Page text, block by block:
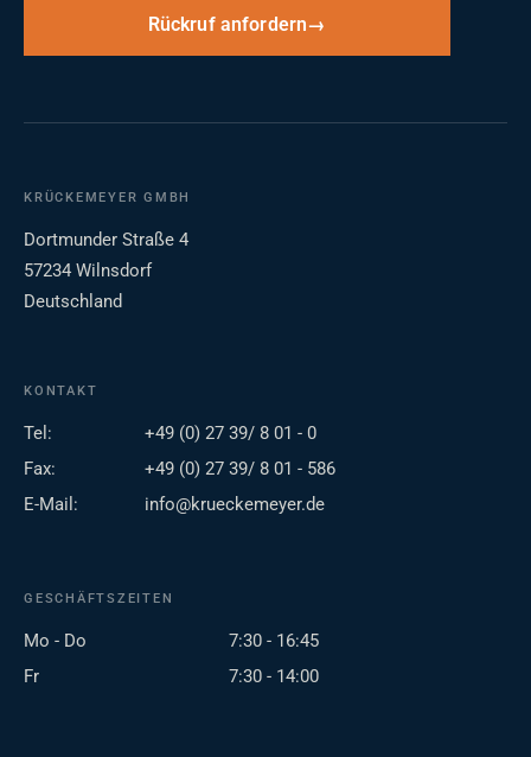
Rückruf anfordern
KRÜCKEMEYER GMBH
Dortmunder Straße 4
57234 Wilnsdorf
Deutschland
KONTAKT
Tel:
+49 (0) 27 39/ 8 01 - 0
Fax:
+49 (0) 27 39/ 8 01 - 586
E-Mail:
info@krueckemeyer.de
GESCHÄFTSZEITEN
Mo - Do
7:30 - 16:45
Fr
7:30 - 14:00